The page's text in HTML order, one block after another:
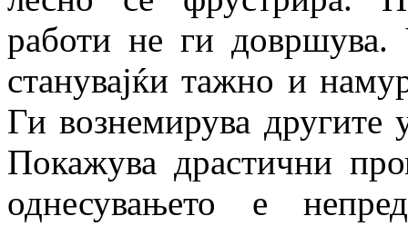
работи не ги довршува.
станувајќи тажно и
Ги вознемирува другите
Покажува драстични
однесувањето е